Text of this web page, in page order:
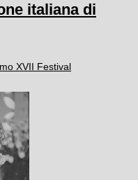
italiana di
XVII Festival